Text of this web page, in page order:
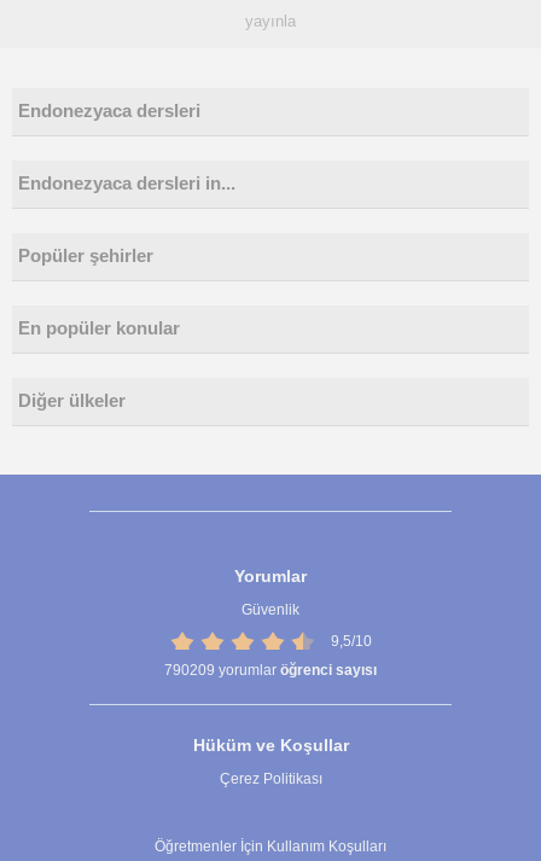
yayınla
Endonezyaca dersleri
Endonezyaca dersleri in...
Popüler şehirler
En popüler konular
Diğer ülkeler
Yorumlar
Güvenlik
9,5/10
790209 yorumlar öğrenci sayısı
Hüküm ve Koşullar
Çerez Politikası
Öğretmenler İçin Kullanım Koşulları